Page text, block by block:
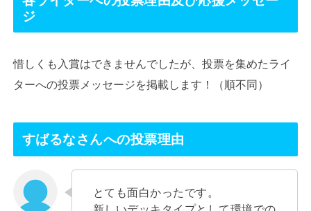
ジ
惜しくも入賞はできませんでしたが、投票を集めたライ
ターへの投票メッセージを掲載します！（順不同）
すばるなさんへの投票理由
とても面白かったです。